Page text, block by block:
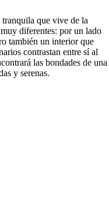
tranquila que vive de la
diferentes: por un lado
también un interior que
contrastan entre sí al
las bondades de una
y serenas.